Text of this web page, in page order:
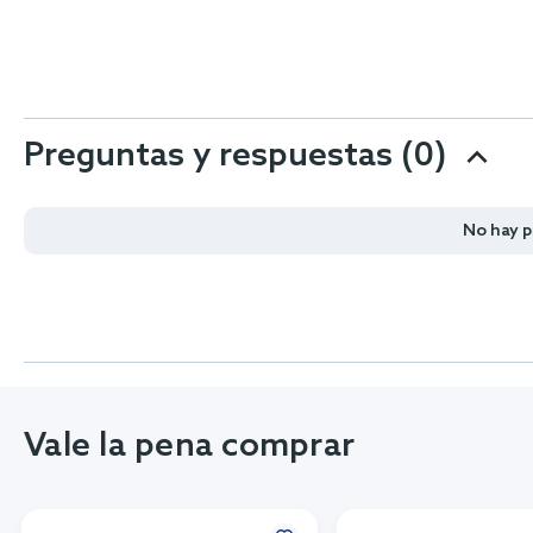
Preguntas y respuestas (0)
No hay
Vale la pena comprar